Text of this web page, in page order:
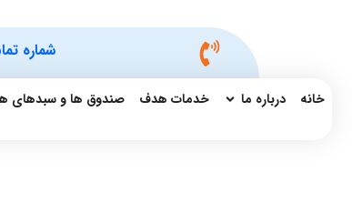
شماره
خانه درباره ما خدمات هدف صندوق ها و سبدهای